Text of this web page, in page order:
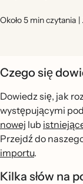
Około 5 min czytania |
Czego się
Dowiedz się, jak
występującymi
nowej lub
Przejdź do
importu.
Kilka słów na